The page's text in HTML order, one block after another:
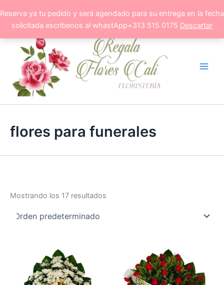
Reserva ya tu pedido y será agendado para su entrega en la fecha
solicitada escribenos al whastApp+313 515 0175 Descartar
al
contenido
flores para funerales
Mostrando los 17 resultados